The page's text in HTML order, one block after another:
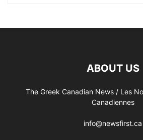
ABOUT US
The Greek Canadian News / Les
Canadiennes
info@newsfirst.ca